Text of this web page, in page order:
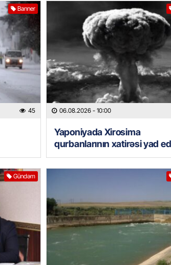
Banner
45 06.08.2026 - 10:00
Yaponiyada Xirosima
qurbanlarının xatirəsi yad
Gündəm